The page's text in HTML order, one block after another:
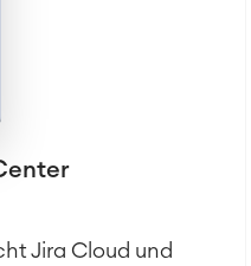
Jira Cloud und